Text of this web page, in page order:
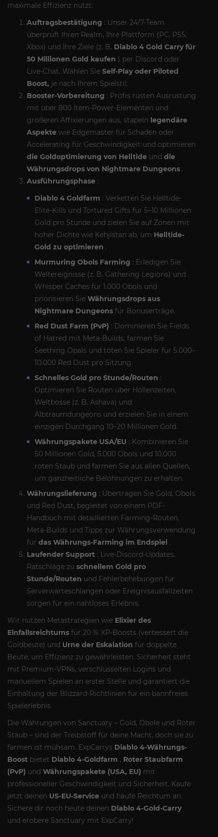
maximale Effizienz nutzt:
Auftragsbestätigung : Unser 24/7-Team
überprüft Ihren Realm, Ihre Plattform (PC, PS5,
Xbox) und Ihre Ziele (z. B. Diablo 4 Gold Carry für
50 Millionen Gold kaufen ) per Discord oder
Live-Chat. Wählen Sie Self-Play oder Piloted
Boost, je nach Ihrem Spielstil.
Booster-Vorbereitung : Profis rüsten Ausrüstung
mit über 800 Item-Power-Elementen und
größeren Affixierungen aus, stapeln legendäre
Aspekte wie Edgemaster für Schaden oder
Accelerating für Geschwindigkeit und optimieren
die Goldoptimierung von Helltide und die
Währungsdrops von Nightmare Dungeons .
Ausführungsphase :
Diablo 4 Goldfarm : Verketten Sie Helltide-
Elite-Kills und Tortured Gifts für 5–10 Millionen
Gold pro Stunde und zielen Sie auf Zonen mit
hoher Dichte wie Kehjistan ab, um Helltide-
Gold zu optimieren .
Murmuring Obols Farming : Erledigen Sie
Weltereignisse (z. B. Gathering Legions) und
Whisper Caches für 1.000 Obols und
priorisieren Sie Währungsdrops aus
Nightmare Dungeons für Bonuserträge.
Red Dust Farm (PvP) : Dominieren Sie Fields
of Hatred mit Meta-Builds, farmen Sie
Seething Opals und töten Sie Spieler für 5.000–
10.000 Red Dust pro Sitzung.
Schnelles Gold pro Stunde/Routen :
Optimieren Sie Routen über Höllenzeiten,
Weltbosse (z. B. Ashava) und
Albtraumdungeons und erzielen Sie in einem
einzigen Durchgang 10–20 Millionen Gold.
Währungspakete USA/EU : Kombinieren Sie
50 Millionen Gold, 5.000 Obols und 10.000
roten Staub und farmen Sie aus allen Quellen,
um ganzheitliche Belohnungen zu erhalten.
Währungslieferung : Übertragen Sie Gold, Obols
und Red Dust, begleitet von einem PDF-
Handbuch mit detaillierten Farming-Routen,
Meta-Builds und Tipps zur Währungsverwendung
für das Währungs-Farming im Endspiel .
Laufender Support : Live-Discord-Updates,
Ratschläge zu schnellem Gold pro
Stunde/Routen und Fehlerbehebungen für
Serverwarteschlangen oder Ereignisausfallzeiten
sorgen für ein nahtloses Erlebnis.
Wir nutzen Metastrategien wie Elixier des
Einfallsreichtums für 20 % XP-Boosts (verbessert die
Goldbeute) und Urne der Eskalation für doppelte
Beute, um Effizienz zu gewährleisten. Sicherheit steht
mit Premium-VPNs, verschlüsselten Logins und
manuellem Spielen an erster Stelle und garantiert die
Einhaltung der Blizzard-Richtlinien für ein bannfreies
Spielerlebnis.
Die Währungen von Sanctuary – Gold, Obole und Roter
Staub – sind der Treibstoff für deine Macht, doch sie zu
farmen ist mühsam. ExpCarrys Diablo 4-Währungs-
Boost bietet Diablo 4-Goldfarm , Roter Staubfarm
(PvP) und Währungspakete (USA, EU) mit
professioneller Geschwindigkeit und Sicherheit. Kaufe
jetzt deinen US-EU-Service und häufe Reichtum an.
Sichere dir noch heute deinen Diablo 4-Gold-Carry
und erobere Sanctuary mit ExpCarry!